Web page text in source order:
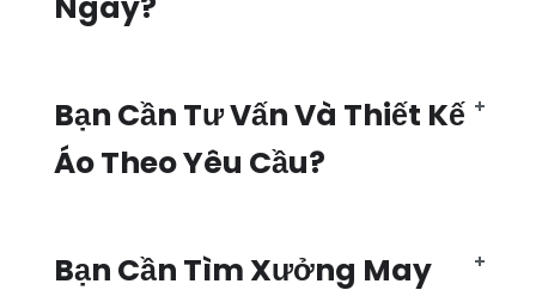
Bạn Cần Tư Vấn Và Thiết Kế
Áo Theo Yêu Cầu?
Bạn Cần Tìm Xưởng May